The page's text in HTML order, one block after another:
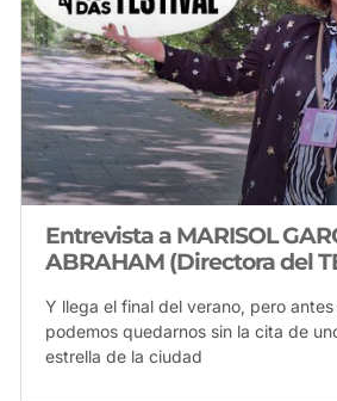
Entrevista a MARISOL
ABRAHAM (Directora del
Y llega el final del verano, pero
podemos quedarnos sin la cita de
estrella de la ciudad